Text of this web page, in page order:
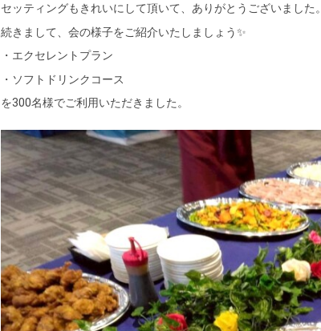
セッティングもきれいにして頂いて、ありがとうございました。
続きまして、会の様子をご紹介いたしましょう✨
・エクセレントプラン
・ソフトドリンクコース
を300名様でご利用いただきました。